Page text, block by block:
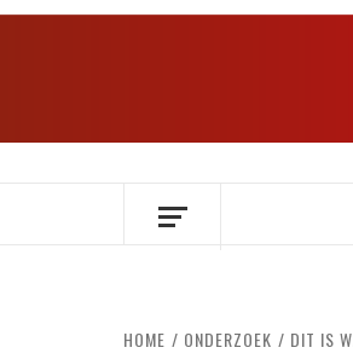
Ga
OVER HERSENEN
HOME ONDERZOEK DIT IS